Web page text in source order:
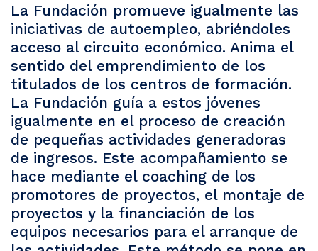
La Fundación promueve igualmente las
iniciativas de autoempleo, abriéndoles
acceso al circuito económico. Anima el
sentido del emprendimiento de los
titulados de los centros de formación.
La Fundación guía a estos jóvenes
igualmente en el proceso de creación
de pequeñas actividades generadoras
de ingresos. Este acompañamiento se
hace mediante el coaching de los
promotores de proyectos, el montaje de
proyectos y la financiación de los
equipos necesarios para el arranque de